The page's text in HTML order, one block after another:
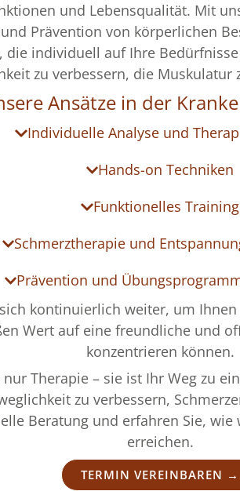
und Lebensqualität. Mit
Prävention von körperlichen
die individuell auf Ihre
zu verbessern, die
Ansätze in der
Individuelle Analyse und
Hands-on Techniken
Funktionelles Training
Schmerztherapie und
Prävention und
kontinuierlich weiter, um
Wert auf eine freundliche und
konzentrieren können.
Therapie – sie ist Ihr Weg zu
zu verbessern,
Beratung und erfahren Sie,
erreichen.
TERMIN VEREINBAREN →